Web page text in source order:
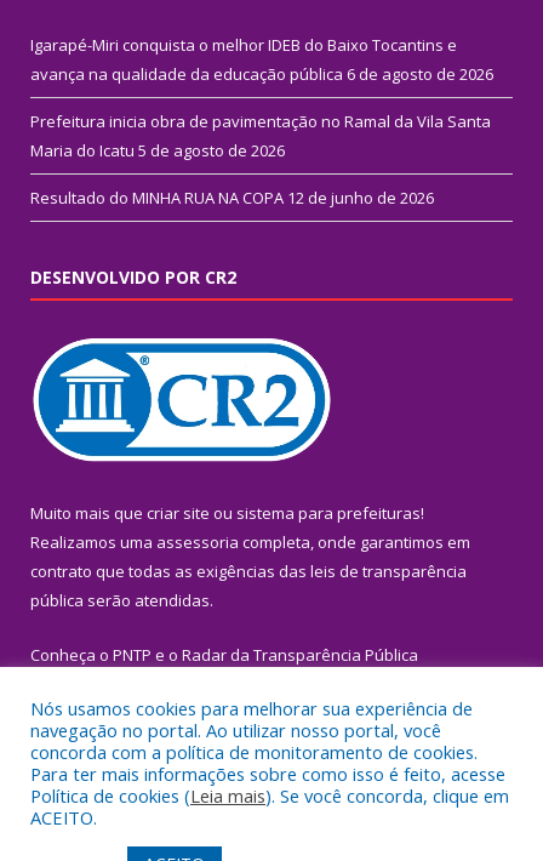
Igarapé-Miri conquista o melhor IDEB do Baixo Tocantins e
avança na qualidade da educação pública 6 de agosto de 2026
Prefeitura inicia obra de pavimentação no Ramal da Vila Santa
Maria do Icatu 5 de agosto de 2026
Resultado do MINHA RUA NA COPA 12 de junho de 2026
DESENVOLVIDO POR CR2
Muito mais que criar site ou sistema para prefeituras!
Realizamos uma assessoria completa, onde garantimos em
contrato que todas as exigências das leis de transparência
pública serão atendidas.
Conheça o PNTP e o Radar da Transparência Pública
Todos os direitos reservados a Prefeitura Municipal de Igarapé-
Miri.
Nós usamos cookies para melhorar sua experiência de
navegação no portal. Ao utilizar nosso portal, você
concorda com a política de monitoramento de cookies.
Para ter mais informações sobre como isso é feito, acesse
Política de cookies (Leia mais). Se você concorda, clique em
ACEITO.